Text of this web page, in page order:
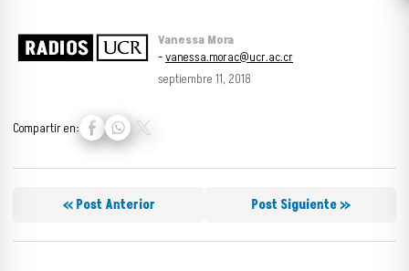
Vanessa Mora
-vanessa.morac@ucr.ac.cr
septiembre 11, 2018
Compartir en:
« Post Anterior Post Siguiente »